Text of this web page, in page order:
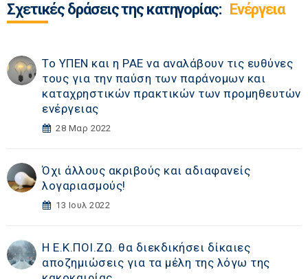
Σχετικές δράσεις της κατηγορίας: Ενέργεια
Το ΥΠΕΝ και η ΡΑΕ να αναλάβουν τις ευθύνες
τους για την παύση των παράνομων και
καταχρηστικών πρακτικών των προμηθευτών
ενέργειας
28 Μαρ 2022
Όχι άλλους ακριβούς και αδιαφανείς
λογαριασμούς!
13 Ιουλ 2022
Η Ε.Κ.ΠΟΙ.ΖΩ. θα διεκδικήσει δίκαιες
αποζημιώσεις για τα μέλη της λόγω της